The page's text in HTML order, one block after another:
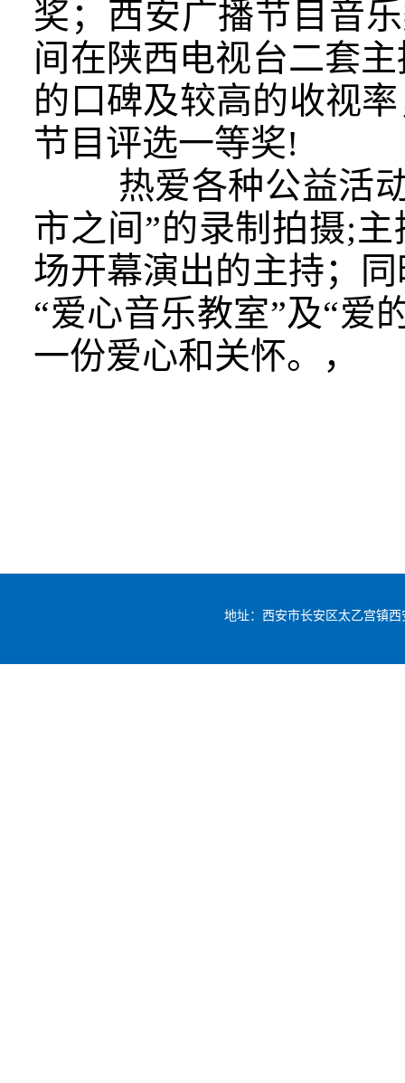
奖；西安广播节目音
间在陕西电视台二套
的口碑及较高的收视
节目评选一等奖!
热爱各种公益活动
市之间”的录制拍摄;
场开幕演出的主持；
“爱心音乐教室”及“爱
一份爱心和关怀。，
地址：西安市长安区太乙宫